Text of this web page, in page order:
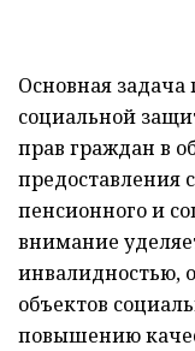
Основная задача
социальной
прав граждан в
предоставления
пенсионного и
внимание
инвалидностью,
объектов
повышению